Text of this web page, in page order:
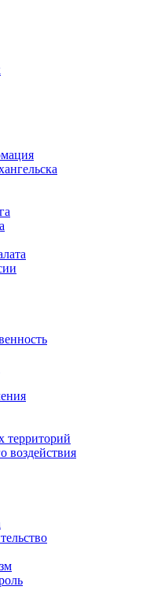
территорий
воздействия